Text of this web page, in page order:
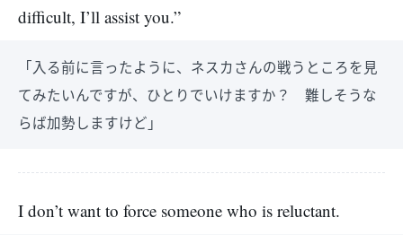
difficult, I’ll assist you.”
「入る前に言ったように、ネスカさんの戦うところを見
てみたいんですが、ひとりでいけますか？ 難しそうな
らば加勢しますけど」
I don’t want to force someone who is reluctant.